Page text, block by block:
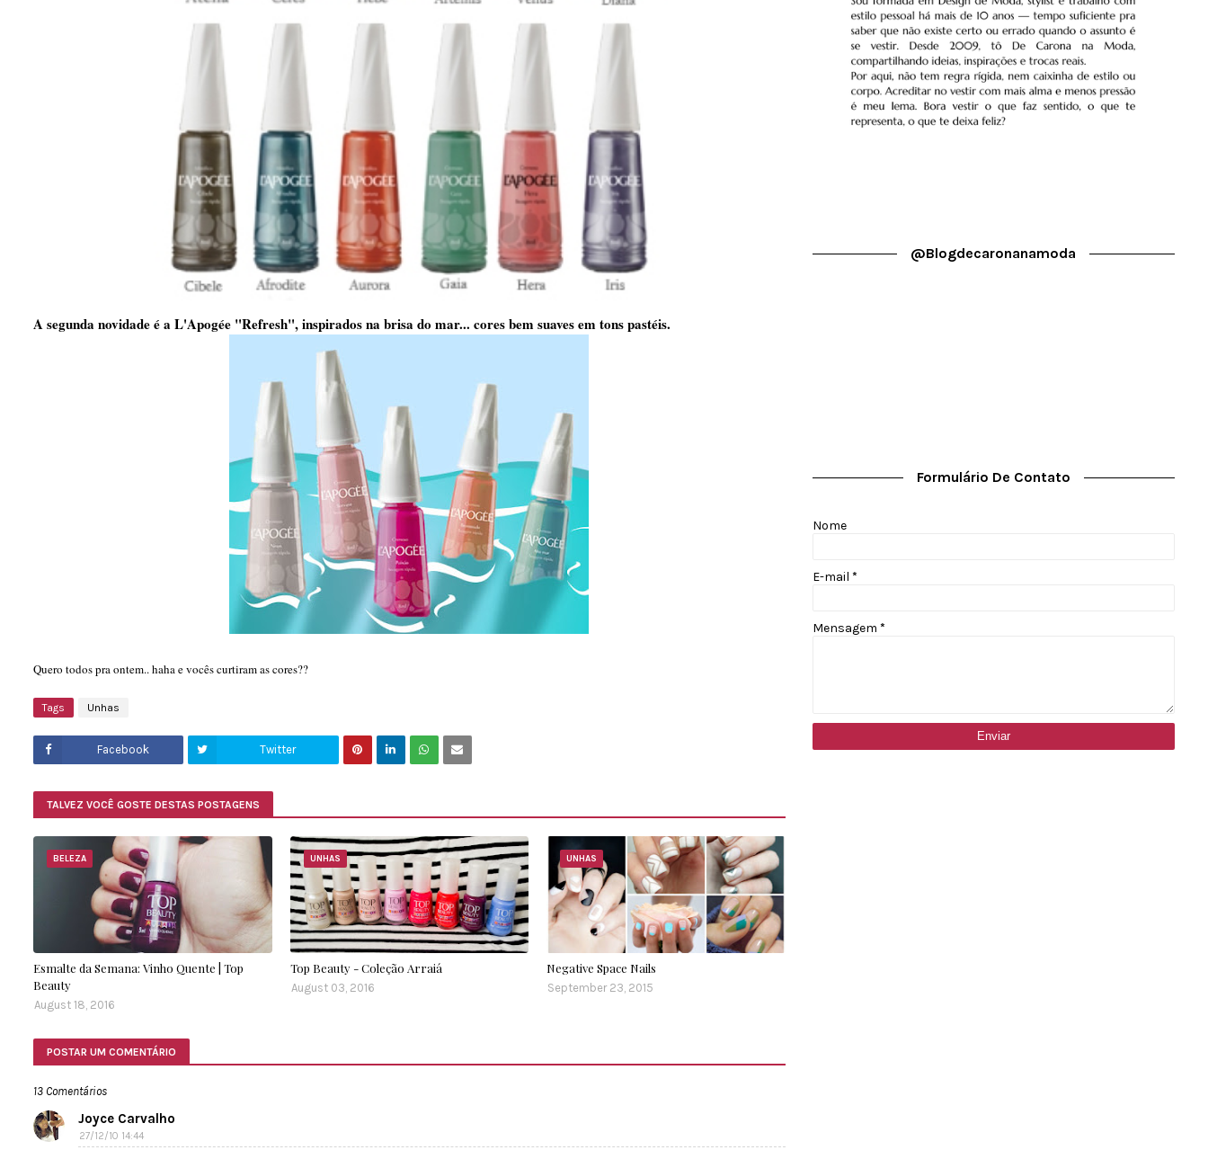
A segunda novidade é a L'Apogée "Refresh", inspirados na brisa do mar... cores bem suaves em tons pastéis.
Quero todos pra ontem.. haha e vocês curtiram as cores??
Tags Unhas
Facebook Twitter
TALVEZ VOCÊ GOSTE DESTAS POSTAGENS
BELEZA
Esmalte da Semana: Vinho Quente | Top
Beauty
August 18, 2016
UNHAS
Top Beauty - Coleção Arraiá
August 03, 2016
UNHAS
Negative Space Nails
September 23, 2015
POSTAR UM COMENTÁRIO
13 Comentários
Joyce Carvalho
27/12/10 14:44
@blogdecaronanamoda
Formulário De Contato
Nome
E-mail *
Mensagem *